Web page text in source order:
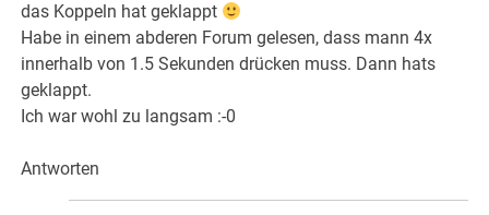
das Koppeln hat geklappt
Habe in einem abderen Forum gelesen, dass mann 4x
innerhalb von 1.5 Sekunden drücken muss. Dann hats
geklappt.
Ich war wohl zu langsam :-0
Antworten